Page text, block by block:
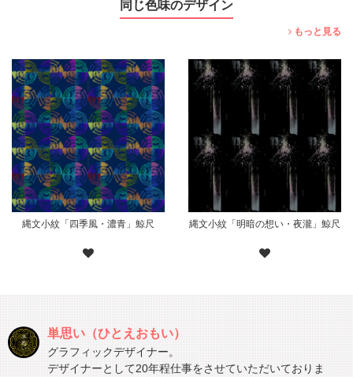
同じ色味のデザイン
もっと見る
縄文小紋「四季風・濃青」鯨尺 縄文小紋「明暗の想い・夜瀧」鯨尺
単思い（ひとえおもい）
グラフィックデザイナー。
デザイナーとして20年程仕事をさせていただいておりま